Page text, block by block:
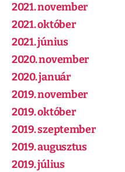
2021. november
2021. október
2021. június
2020. november
2020. január
2019. november
2019. október
2019. szeptember
2019. augusztus
2019. július